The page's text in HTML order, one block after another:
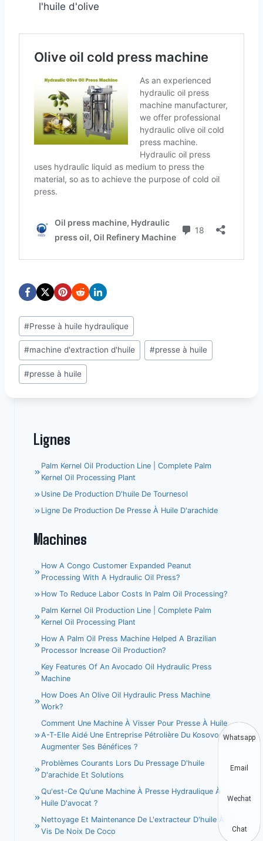
l'huile d'olive
Étiquettes
de
la
publication :
#Presse à huile hydraulique
#machine d'extraction d'huile #presse à huile
#presse à huile
Lignes
Palm Kernel Oil Production Line | Complete Palm
Kernel Oil Processing Plant
Usine De Production D'huile De Tournesol
Ligne De Production De Presse À Huile D'arachide
Machines
How A Congo Customer Expanded Peanut
Processing With A Hydraulic Oil Press?
How To Reduce Labor Costs In Palm Oil Processing?
Palm Kernel Oil Production Line | Complete Palm
Kernel Oil Processing Plant
How A Palm Oil Press Machine Helped A Brazilian
Processor Increase Oil Production?
Key Features Of An Avocado Oil Hydraulic Press
Machine
How Does An Olive Oil Hydraulic Press Machine
Work?
Comment Une Machine À Visser Pour Presse À Huile
A-T-Elle Aidé Une Entreprise Pétrolière Du Kosovo À
Augmenter Ses Bénéfices ?
Problèmes Courants Lors Du Pressage D'huile
D'arachide Et Solutions
Qu'est-Ce Qu'une Machine À Presse Hydraulique À
Huile D'avocat ?
Nettoyage Et Maintenance De L'extracteur D'huile À
Vis De Noix De Coco
Whatsapp
Email
Wechat
Chat